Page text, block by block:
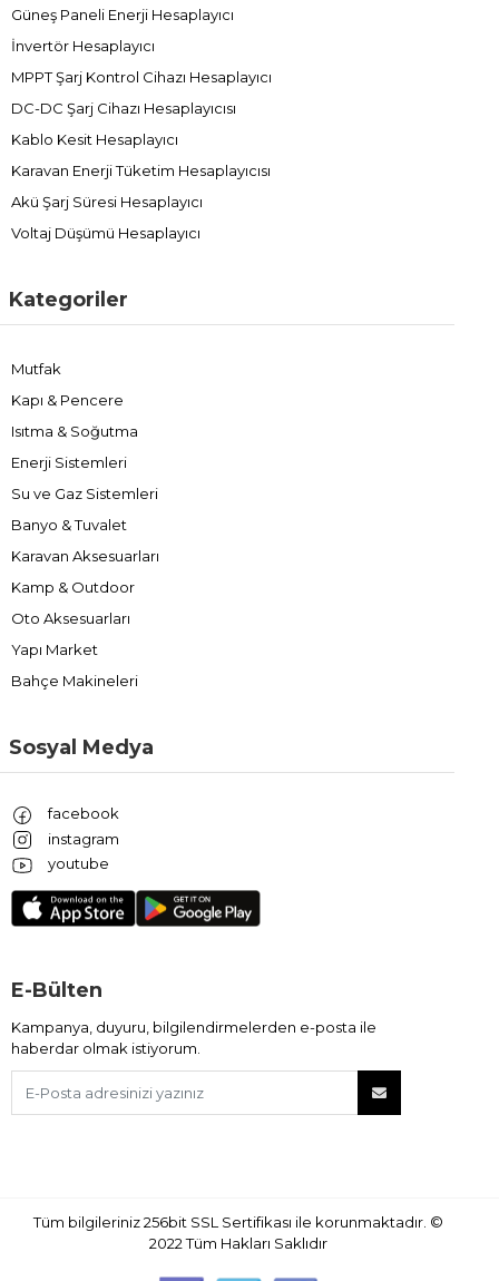
Güneş Paneli Enerji Hesaplayıcı
İnvertör Hesaplayıcı
MPPT Şarj Kontrol Cihazı Hesaplayıcı
DC-DC Şarj Cihazı Hesaplayıcısı
Kablo Kesit Hesaplayıcı
Karavan Enerji Tüketim Hesaplayıcısı
Akü Şarj Süresi Hesaplayıcı
Voltaj Düşümü Hesaplayıcı
Kategoriler
Mutfak
Kapı & Pencere
Isıtma & Soğutma
Enerji Sistemleri
Su ve Gaz Sistemleri
Banyo & Tuvalet
Karavan Aksesuarları
Kamp & Outdoor
Oto Aksesuarları
Yapı Market
Bahçe Makineleri
Sosyal Medya
facebook
instagram
youtube
E-Bülten
Kampanya, duyuru, bilgilendirmelerden e-posta ile
haberdar olmak istiyorum.
Tüm bilgileriniz 256bit SSL Sertifikası ile korunmaktadır. ©
2022Tüm Hakları Saklıdır